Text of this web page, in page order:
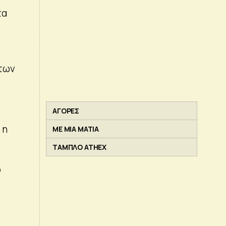
η
ΑΓΟΡΕΣ
ΜΕ ΜΙΑ ΜΑΤΙΑ
ΤΑΜΠΛΟ ATHEX